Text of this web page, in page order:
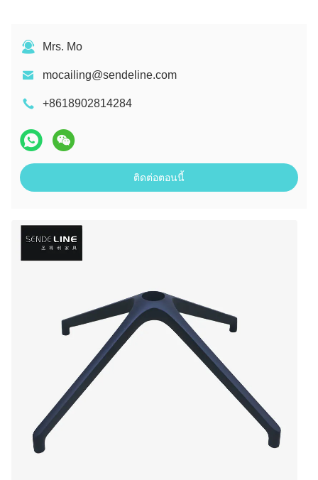
Mrs. Mo
mocailing@sendeline.com
+8618902814284
ติดต่อตอนนี้